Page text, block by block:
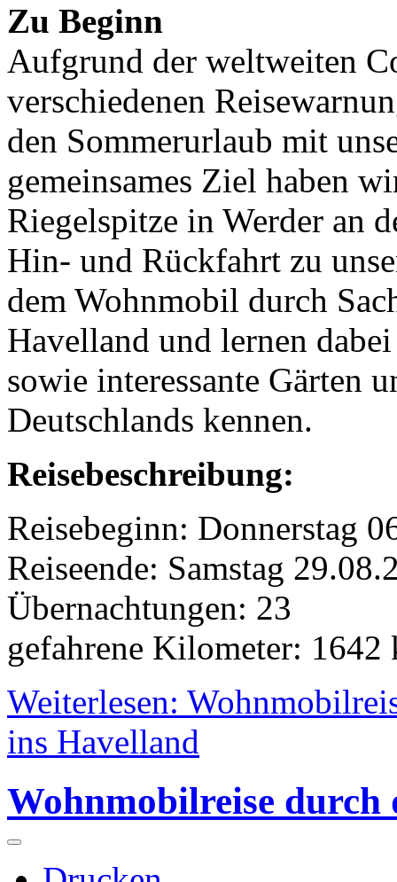
Zu Beginn
Aufgrund der weltweiten
verschiedenen
den Sommerurlaub mit
gemeinsames Ziel haben
Riegelspitze in Werder an
Hin- und Rückfahrt zu
dem Wohnmobil durch
Havelland und lernen
sowie interessante Gärten
Deutschlands kennen.
Reisebeschreibung:
Reisebeginn: Donnerstag
Reiseende: Samstag
Übernachtungen: 23
gefahrene Kilometer: 1642
Weiterlesen:
ins Havelland
Wohnmobilreise durch